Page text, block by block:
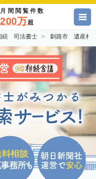
月間閲覧件数
200万超
続 司法書士 釧路市 遺産相